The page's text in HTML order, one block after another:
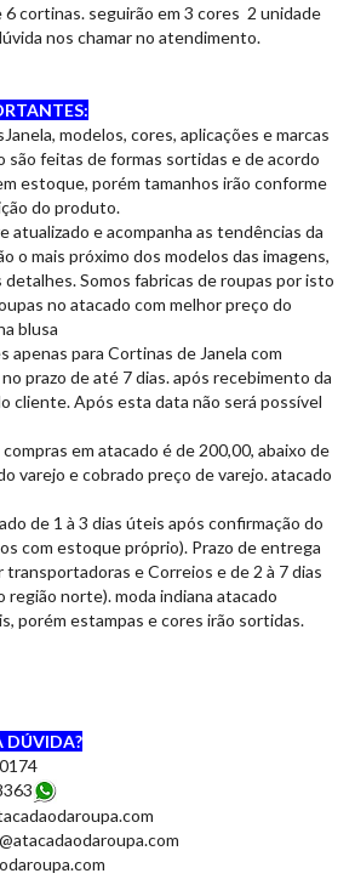
6 cortinas. seguirão em 3 cores 2 unidade
nos chamar no atendimento.
modelos, cores, aplicações e marcas
são feitas de formas sortidas e de acordo
estoque, porém tamanhos irão conforme
do produto.
atualizado e acompanha as tendências da
o mais próximo dos modelos das imagens,
Somos fabricas de roupas por isto
no atacado com melhor preço do
blusa
apenas para Cortinas de Janela com
prazo de até 7 dias. após recebimento da
cliente. Após esta data não será possível
em atacado é de 200,00, abaixo de
varejo e cobrado preço de varejo. atacado
de 1 à 3 dias úteis após confirmação do
com estoque próprio). Prazo de entrega
transportadoras e Correios e de 2 à 7 dias
norte). moda indiana atacado
porém estampas e cores irão sortidas.
DÚVIDA?
3